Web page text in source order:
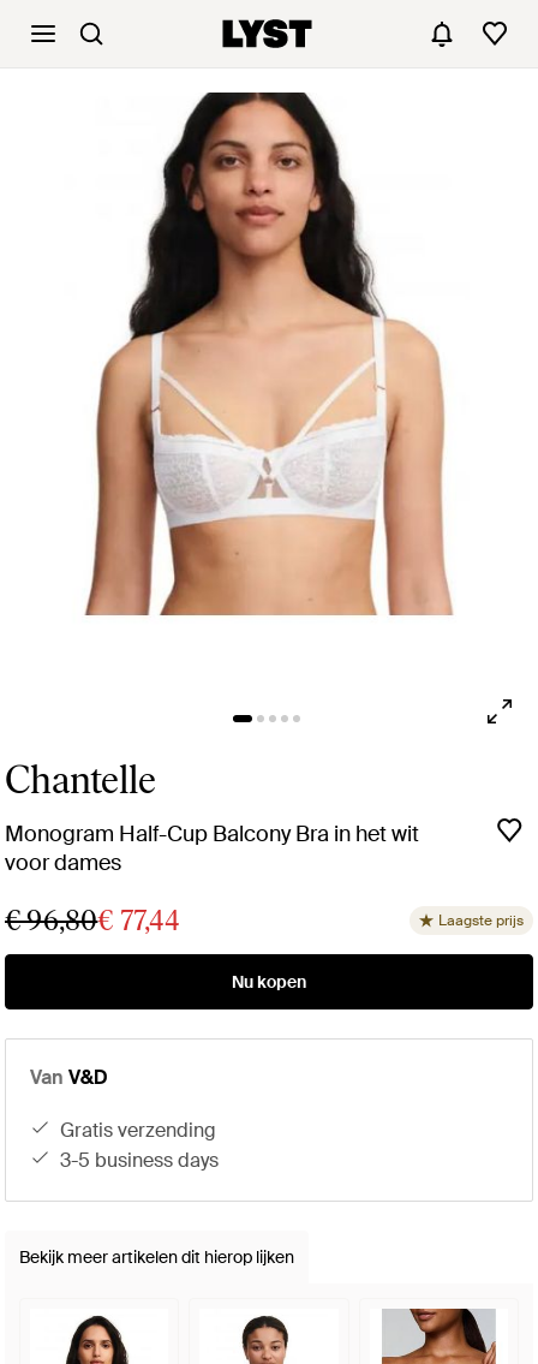
Chantelle
Monogram Half-Cup Balcony Bra in het wit
voor dames
€ 96,80€ 77,44 Laagste prijs
Nu kopen
Van V&D
gratis verzending
3-5 business days
Bekijk meer artikelen dit hierop lijken